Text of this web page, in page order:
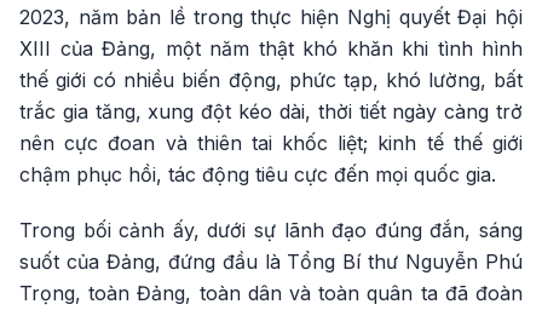
2023, năm bản lề trong thực hiện Nghị quyết Đại hội
XIII của Đảng, một năm thật khó khăn khi tình hình
thế giới có nhiều biến động, phức tạp, khó lường, bất
trắc gia tăng, xung đột kéo dài, thời tiết ngày càng trở
nên cực đoan và thiên tai khốc liệt; kinh tế thế giới
chậm phục hồi, tác động tiêu cực đến mọi quốc gia.
Trong bối cảnh ấy, dưới sự lãnh đạo đúng đắn, sáng
suốt của Đảng, đứng đầu là Tổng Bí thư Nguyễn Phú
Trọng, toàn Đảng, toàn dân và toàn quân ta đã đoàn